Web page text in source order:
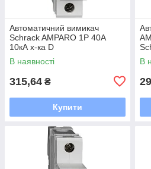
Автоматичний вимикач
Schrack AMPARO 1P 40А
10кА х-ка D
В наявності
315,64 ₴
Купити
В